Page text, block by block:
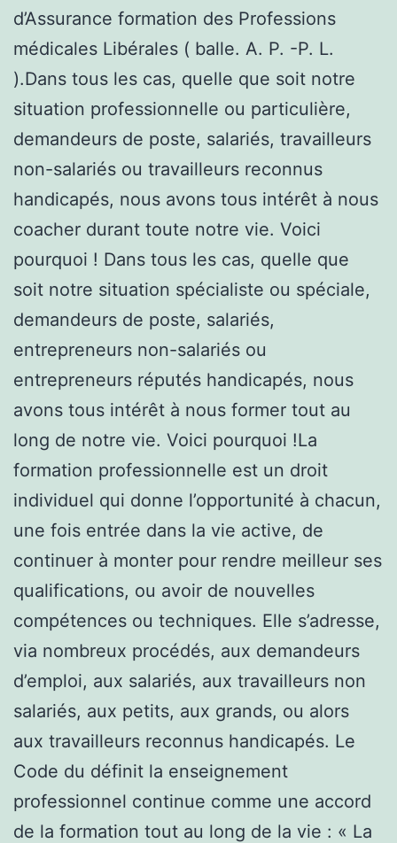
d’Assurance formation des Professions
médicales Libérales ( balle. A. P. -P. L.
).Dans tous les cas, quelle que soit notre
situation professionnelle ou particulière,
demandeurs de poste, salariés, travailleurs
non-salariés ou travailleurs reconnus
handicapés, nous avons tous intérêt à nous
coacher durant toute notre vie. Voici
pourquoi ! Dans tous les cas, quelle que
soit notre situation spécialiste ou spéciale,
demandeurs de poste, salariés,
entrepreneurs non-salariés ou
entrepreneurs réputés handicapés, nous
avons tous intérêt à nous former tout au
long de notre vie. Voici pourquoi !La
formation professionnelle est un droit
individuel qui donne l’opportunité à chacun,
une fois entrée dans la vie active, de
continuer à monter pour rendre meilleur ses
qualifications, ou avoir de nouvelles
compétences ou techniques. Elle s’adresse,
via nombreux procédés, aux demandeurs
d’emploi, aux salariés, aux travailleurs non
salariés, aux petits, aux grands, ou alors
aux travailleurs reconnus handicapés. Le
Code du définit la enseignement
professionnel continue comme une accord
de la formation tout au long de la vie : « La